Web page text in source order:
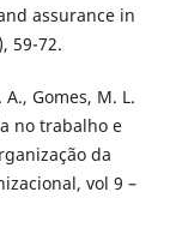
assurance in
59-72.
A., Gomes, M. L.
no trabalho e
da
vol 9 –